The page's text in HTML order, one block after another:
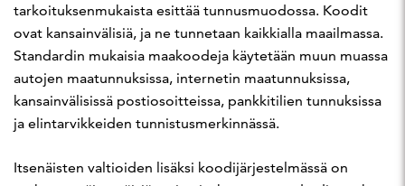
tarkoituksenmukaista esittää tunnusmuodossa. Koodit
ovat kansainvälisiä, ja ne tunnetaan kaikkialla maailmassa.
Standardin mukaisia maakoodeja käytetään muun muassa
autojen maatunnuksissa, internetin maatunnuksissa,
kansainvälisissä postiosoitteissa, pankkitilien tunnuksissa
ja elintarvikkeiden tunnistusmerkinnässä.
Itsenäisten valtioiden lisäksi koodijärjestelmässä on